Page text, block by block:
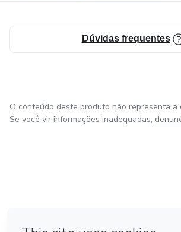
Dúvidas frequentes
O conteúdo deste produto não representa a
Se você vir informações inadequadas,